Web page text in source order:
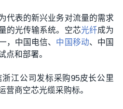
代表的新兴业务对流量的需求
的光传输系统。空芯光纤成为
，中国电信、 中国移动、中国
点和部署。
江公司发标采购95皮长公里
营商空芯光缆采购标。